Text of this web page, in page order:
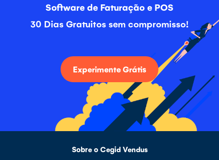
Software de Faturação e POS
30 Dias Gratuitos sem compromisso!
Experimente Grátis
Sobre o Cegid Vendus